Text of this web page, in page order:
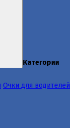
Категории
Очки для водителей